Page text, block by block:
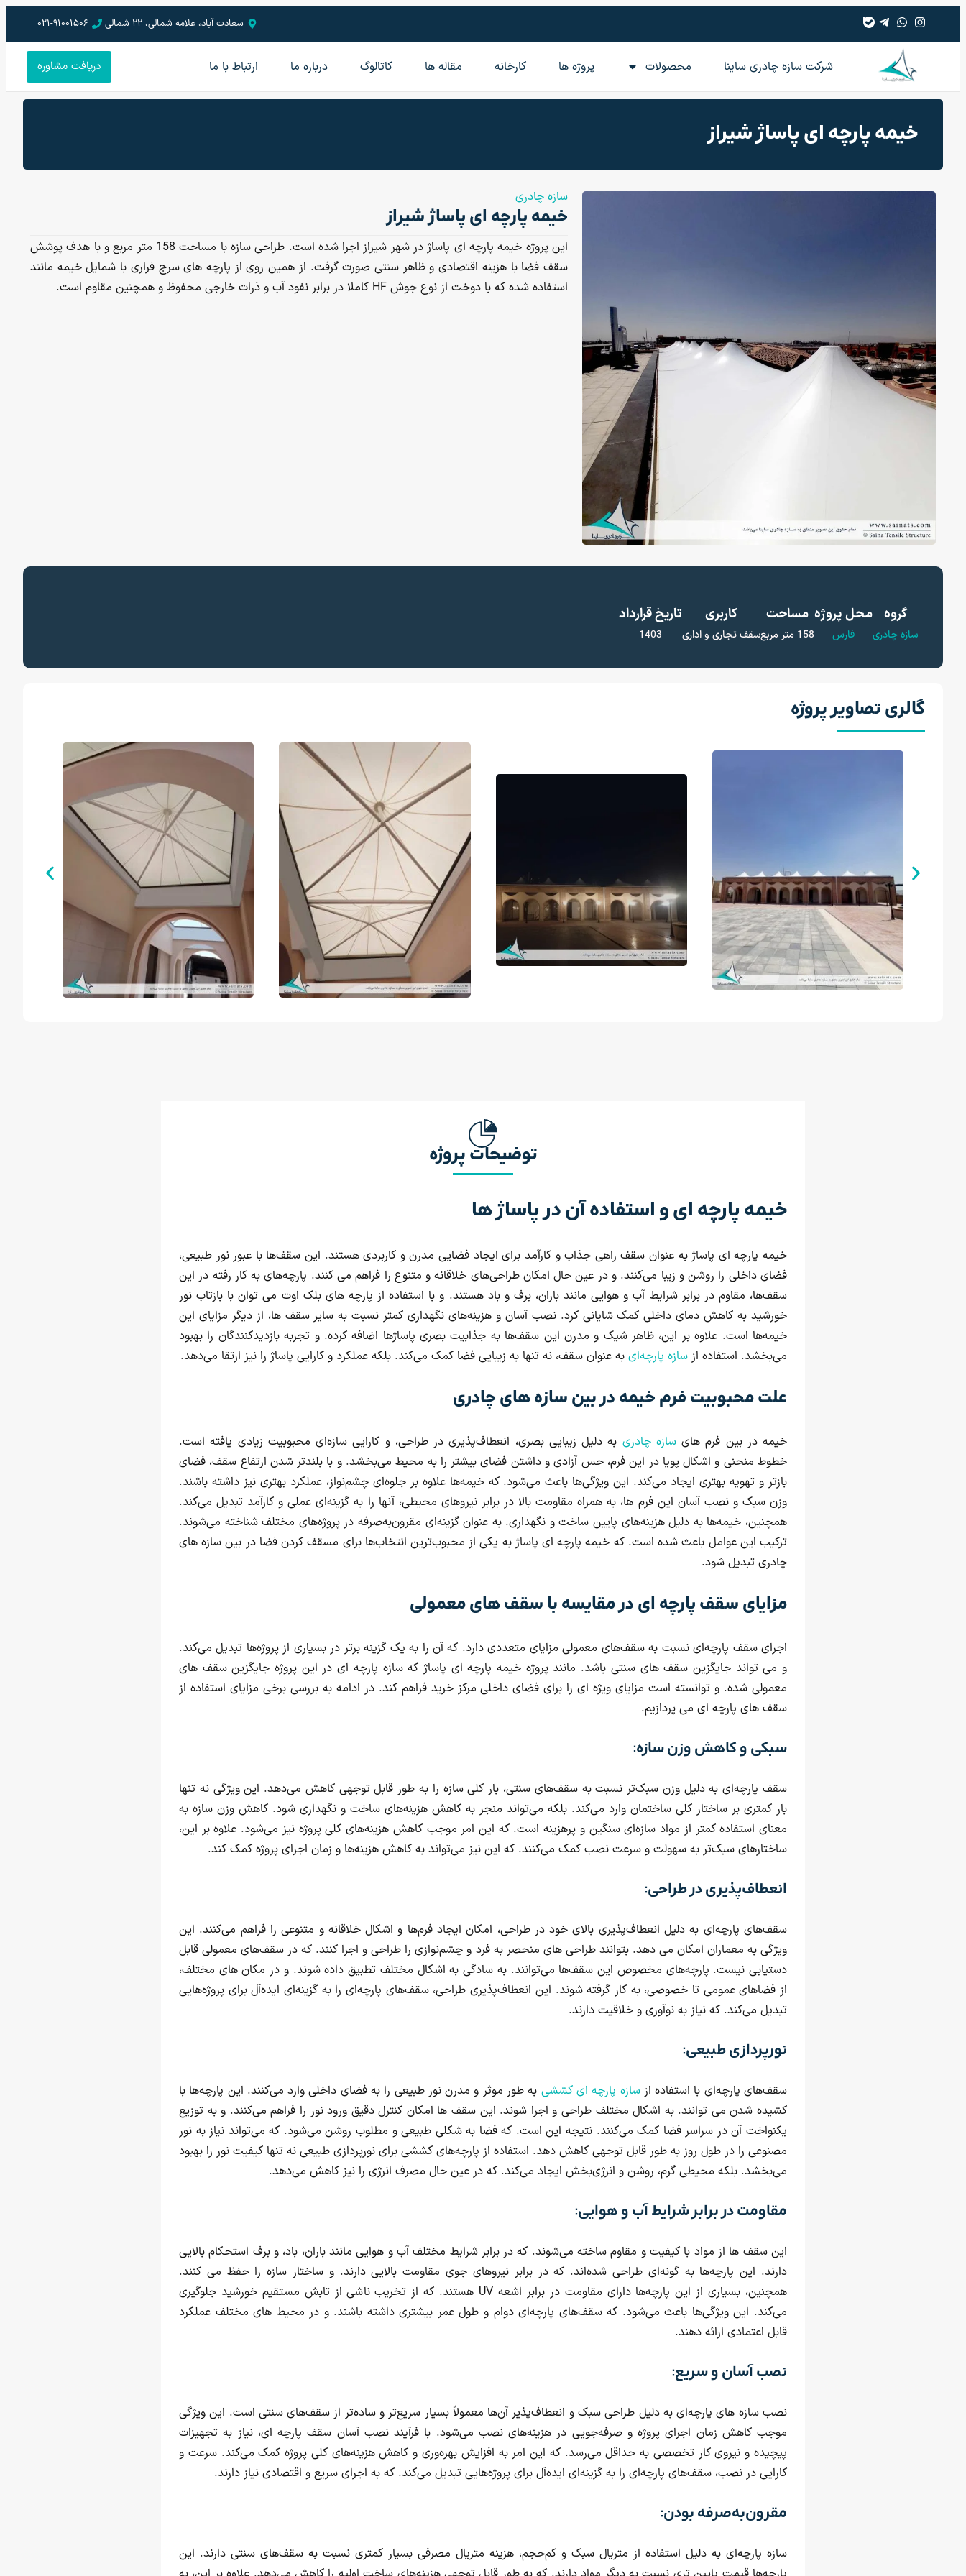
سعادت آباد، علامه شمالی، 22 شمالی 021-91001506
شرکت سازه چادری ساینا محصولات پروژه ها کارخانه مقاله‌ ها کاتالوگ درباره ما ارتباط با ما دریافت مشاوره
خیمه پارچه ای پاساژ شیراز
سازه چادری
خیمه پارچه ای پاساژ شیراز
این پروژه خیمه پارچه ای پاساژ در شهر شیراز اجرا شده است. طراحی سازه با مساحت 158 متر مربع و با هدف پوشش
سقف فضا با هزینه اقتصادی و ظاهر سنتی صورت گرفت. از همین روی از پارچه های سرج فراری با شمایل خیمه مانند
استفاده شده که با دوخت از نوع جوش HF کاملا در برابر نفود آب و ذرات خارجی محفوظ و همچنین مقاوم است.
گروه
سازه چادری
محل پروژه
فارس
مساحت
158 متر مربع
کاربری
سقف تجاری و اداری
تاریخ قرارداد
1403
گالری تصاویر پروژه
توضیحات پروژه
خیمه پارچه ای و استفاده آن در پاساژ ها
خیمه پارچه ای پاساژ به عنوان سقف راهی جذاب و کارآمد برای ایجاد فضایی مدرن و کاربردی هستند. این سقف‌ها با عبور نور طبیعی،
فضای داخلی را روشن و زیبا می‌کنند. و در عین حال امکان طراحی‌های خلاقانه و متنوع را فراهم می کنند. پارچه‌های به کار رفته در این
سقف‌ها، مقاوم در برابر شرایط آب و هوایی مانند باران، برف و باد هستند. و با استفاده از پارچه های بلک اوت می توان با بازتاب نور
خورشید به کاهش دمای داخلی کمک شایانی کرد. نصب آسان و هزینه‌های نگهداری کمتر نسبت به سایر سقف ها، از دیگر مزایای این
خیمه‌ها است. علاوه بر این، ظاهر شیک و مدرن این سقف‌ها به جذابیت بصری پاساژها اضافه کرده. و تجربه بازدیدکنندگان را بهبود
می‌بخشد. استفاده از سازه پارچه‌ای به عنوان سقف، نه تنها به زیبایی فضا کمک می‌کند. بلکه عملکرد و کارایی پاساژ را نیز ارتقا می‌دهد.
علت محبوبیت فرم خیمه در بین سازه های چادری
خیمه در بین فرم هایسازه‌ چادری به دلیل زیبایی بصری، انعطاف‌پذیری در طراحی، و کارایی سازه‌ای محبوبیت زیادی یافته است.
خطوط منحنی و اشکال پویا در این فرم، حس آزادی و داشتن فضای بیشتر را به محیط می‌بخشد. و با بلندتر شدن ارتفاع سقف، فضای
بازتر و تهویه بهتری ایجاد می‌کند. این ویژگی‌ها باعث می‌شود. که خیمه‌ها علاوه بر جلوه‌ای چشم‌نواز، عملکرد بهتری نیز داشته باشند.
وزن سبک و نصب آسان این فرم ها، به همراه مقاومت بالا در برابر نیروهای محیطی، آنها را به گزینه‌ای عملی و کارآمد تبدیل می‌کند.
همچنین، خیمه‌ها به دلیل هزینه‌های پایین ساخت و نگهداری. به عنوان گزینه‌ای مقرون‌به‌صرفه در پروژه‌های مختلف شناخته می‌شوند.
ترکیب این عوامل باعث شده است. که خیمه پارچه ای پاساژ به یکی از محبوب‌ترین انتخاب‌ها برای مسقف کردن فضا در بین سازه های
چادری تبدیل شود.
مزایای سقف پارچه ای در مقایسه با سقف های معمولی
اجرای سقف پارچه‌ای نسبت به سقف‌های معمولی مزایای متعددی دارد. که آن را به یک گزینه برتر در بسیاری از پروژه‌ها تبدیل می‌کند.
و می تواند جایگزین سقف های سنتی باشد. مانند پروژه خیمه پارچه ای پاساژ که سازه پارچه ای در این پروژه جایگزین سقف های
معمولی شده. و توانسته است مزایای ویژه ای را برای فضای داخلی مرکز خرید فراهم کند. در ادامه به بررسی برخی مزایای استفاده از
سقف های پارچه ای می پردازیم.
سبکی و کاهش وزن سازه:
سقف‌ پارچه‌ای به دلیل وزن سبک‌تر نسبت به سقف‌های سنتی، بار کلی سازه را به طور قابل توجهی کاهش می‌دهد. این ویژگی نه تنها
بار کمتری بر ساختار کلی ساختمان وارد می‌کند. بلکه می‌تواند منجر به کاهش هزینه‌های ساخت و نگهداری شود. کاهش وزن سازه به
معنای استفاده کمتر از مواد سازه‌ای سنگین و پرهزینه است. که این امر موجب کاهش هزینه‌های کلی پروژه نیز می‌شود. علاوه بر این،
ساختارهای سبک‌تر به سهولت و سرعت نصب کمک می‌کنند. که این نیز می‌تواند به کاهش هزینه‌ها و زمان اجرای پروژه کمک کند.
انعطاف‌پذیری در طراحی:
سقف‌های پارچه‌ای به دلیل انعطاف‌پذیری بالای خود در طراحی، امکان ایجاد فرم‌ها و اشکال خلاقانه و متنوعی را فراهم می‌کنند. این
ویژگی به معماران امکان می دهد. بتوانند طراحی های منحصر به فرد و چشم‌نوازی را طراحی و اجرا کنند. که در سقف‌های معمولی قابل
دستیابی نیست. پارچه‌های مخصوص این سقف‌ها می‌توانند. به سادگی به اشکال مختلف تطبیق داده شوند. و در مکان های مختلف،
از فضاهای عمومی تا خصوصی، به کار گرفته شوند. این انعطاف‌پذیری طراحی، سقف‌های پارچه‌ای را به گزینه‌ای ایده‌آل برای پروژه‌هایی
تبدیل می‌کند. که نیاز به نوآوری و خلاقیت دارند.
نورپردازی طبیعی:
سقف‌های پارچه‌ای با استفاده ازسازه پارچه ای کششی به طور موثر و مدرن نور طبیعی را به فضای داخلی وارد می‌کنند. این پارچه‌ها با
کشیده شدن می توانند. به اشکال مختلف طراحی و اجرا شوند. این سقف ها امکان کنترل دقیق ورود نور را فراهم می‌کنند. و به توزیع
یکنواخت آن در سراسر فضا کمک می‌کنند. نتیجه این است. که فضا به شکلی طبیعی و مطلوب روشن می‌شود. که می‌تواند نیاز به نور
مصنوعی را در طول روز به طور قابل توجهی کاهش دهد. استفاده از پارچه‌های کششی برای نورپردازی طبیعی نه تنها کیفیت نور را بهبود
می‌بخشد. بلکه محیطی گرم، روشن و انرژی‌بخش ایجاد می‌کند. که در عین حال مصرف انرژی را نیز کاهش می‌دهد.
مقاومت در برابر شرایط آب و هوایی:
این سقف ها از مواد با کیفیت و مقاوم ساخته می‌شوند. که در برابر شرایط مختلف آب و هوایی مانند باران، باد، و برف استحکام بالایی
دارند. این پارچه‌ها به گونه‌ای طراحی شده‌اند. که در برابر نیروهای جوی مقاومت بالایی دارند. و ساختار سازه را حفظ می کنند.
همچنین، بسیاری از این پارچه‌ها دارای مقاومت در برابر اشعه UV هستند. که از تخریب ناشی از تابش مستقیم خورشید جلوگیری
می‌کند. این ویژگی‌ها باعث می‌شود. که سقف‌های پارچه‌ای دوام و طول عمر بیشتری داشته باشند. و در محیط‌ های مختلف عملکرد
قابل اعتمادی ارائه دهند.
نصب آسان و سریع:
نصب سازه های پارچه‌ای به دلیل طراحی سبک و انعطاف‌پذیر آن‌ها معمولاً بسیار سریع‌تر و ساده‌تر از سقف‌های سنتی است. این ویژگی
موجب کاهش زمان اجرای پروژه و صرفه‌جویی در هزینه‌های نصب می‌شود. با فرآیند نصب آسان سقف پارچه ای، نیاز به تجهیزات
پیچیده و نیروی کار تخصصی به حداقل می‌رسد. که این امر به افزایش بهره‌وری و کاهش هزینه‌های کلی پروژه کمک می‌کند. سرعت و
کارایی در نصب، سقف‌های پارچه‌ای را به گزینه‌ای ایده‌آل برای پروژه‌هایی تبدیل می‌کند. که به اجرای سریع و اقتصادی نیاز دارند.
مقرون‌به‌صرفه بودن:
سازه پارچه‌ای به دلیل استفاده از متریال سبک و کم‌حجم، هزینه‌ متریال مصرفی بسیار کمتری نسبت به سقف‌های سنتی دارند. این